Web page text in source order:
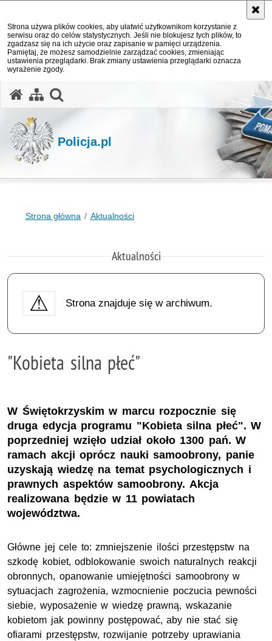
Strona używa plików cookies, aby ułatwić użytkownikom korzystanie z
serwisu oraz do celów statystycznych. Jeśli nie blokujesz tych plików, to
zgadzasz się na ich użycie oraz zapisanie w pamięci urządzenia.
Pamiętaj, że możesz samodzielnie zarządzać cookies, zmieniając
ustawienia przeglądarki. Brak zmiany ustawienia przeglądarki oznacza
wyrażenie zgody.
Policja.pl
Strona główna Aktualności
Aktualności
Strona znajduje się w archiwum.
"Kobieta silna płeć"
W Świętokrzyskim w marcu rozpocznie się
druga edycja programu "Kobieta silna płeć". W
poprzedniej wzięło udział około 1300 pań. W
ramach akcji oprócz nauki samoobrony, panie
uzyskają wiedzę na temat psychologicznych i
prawnych aspektów samoobrony. Akcja
realizowana będzie w 11 powiatach
województwa.
Główne jej cele to: zmniejszenie ilości przestępstw na
szkodę kobiet, odblokowanie swoich naturalnych reakcji
obronnych, opanowanie umiejętności samoobrony w
sytuacjach zagrożenia, wzmocnienie poczucia pewności
siebie, wyposażenie w wiedzę prawną, wskazanie
kobietom jak powinny postępować, aby nie stać się
ofiarami przestępstw, rozwijanie potrzeby uprawiania